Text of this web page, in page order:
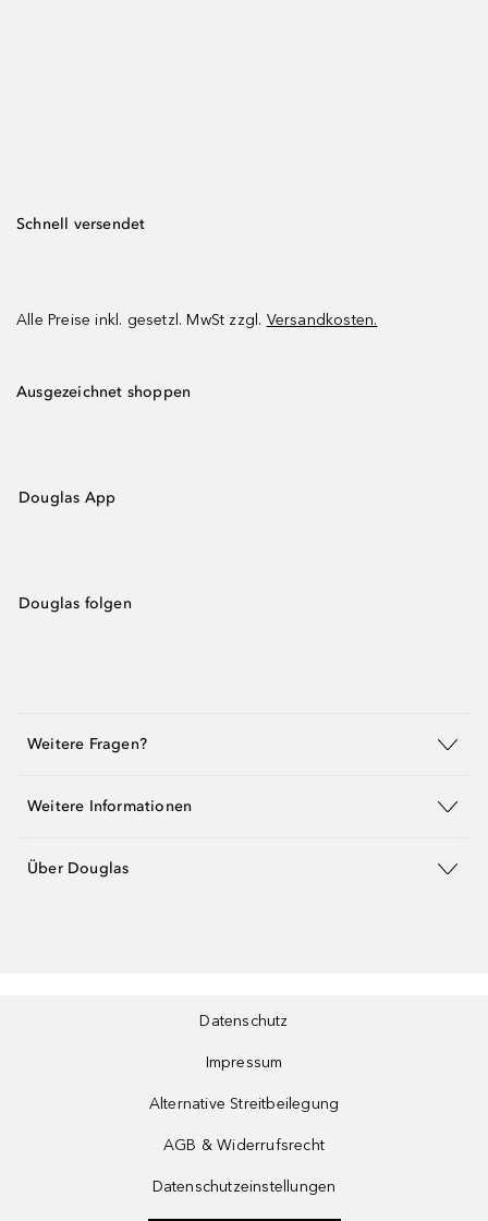
Schnell versendet
Alle Preise inkl. gesetzl. MwSt zzgl. Versandkosten.
Ausgezeichnet shoppen
Douglas App
Douglas folgen
Weitere Fragen?
Weitere Informationen
Über Douglas
Datenschutz
Impressum
Alternative Streitbeilegung
AGB & Widerrufsrecht
Datenschutzeinstellungen